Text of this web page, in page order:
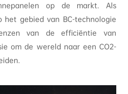
op de markt. Als
gebied van BC-technologie
van de efficiëntie van
om de wereld naar een CO2-